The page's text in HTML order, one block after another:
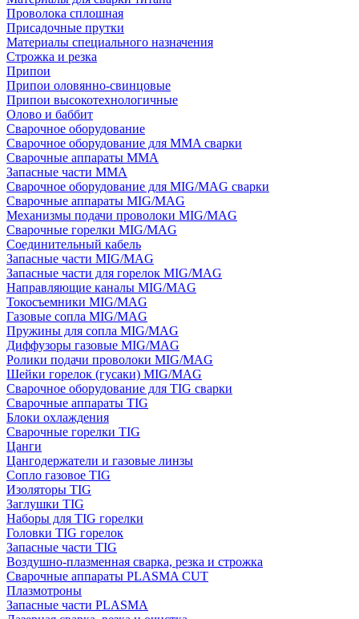
Проволока сплошная
Присадочные прутки
Материалы специального назначения
Строжка и резка
Припои
Припои оловянно-свинцовые
Припои высокотехнологичные
Олово и баббит
Сварочное оборудование
Сварочное оборудование для MMA сварки
Сварочные аппараты MMA
Запасные части MMA
Сварочное оборудование для MIG/MAG сварки
Сварочные аппараты MIG/MAG
Механизмы подачи проволоки MIG/MAG
Сварочные горелки MIG/MAG
Соединительный кабель
Запасные части MIG/MAG
Запасные части для горелок MIG/MAG
Направляющие каналы MIG/MAG
Токосъемники MIG/MAG
Газовые сопла MIG/MAG
Пружины для сопла MIG/MAG
Диффузоры газовые MIG/MAG
Ролики подачи проволоки MIG/MAG
Шейки горелок (гусаки) MIG/MAG
Сварочное оборудование для TIG сварки
Сварочные аппараты TIG
Блоки охлаждения
Сварочные горелки TIG
Цанги
Цангодержатели и газовые линзы
Сопло газовое TIG
Изоляторы TIG
Заглушки TIG
Наборы для TIG горелки
Головки TIG горелок
Запасные части TIG
Воздушно-плазменная сварка, резка и строжка
Сварочные аппараты PLASMA CUT
Плазмотроны
Запасные части PLASMA